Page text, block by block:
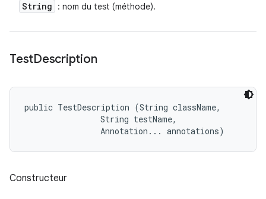
String : nom du test (méthode).
TestDescription
public TestDescription (String className,
                String testName,
                Annotation... annotations)
Constructeur